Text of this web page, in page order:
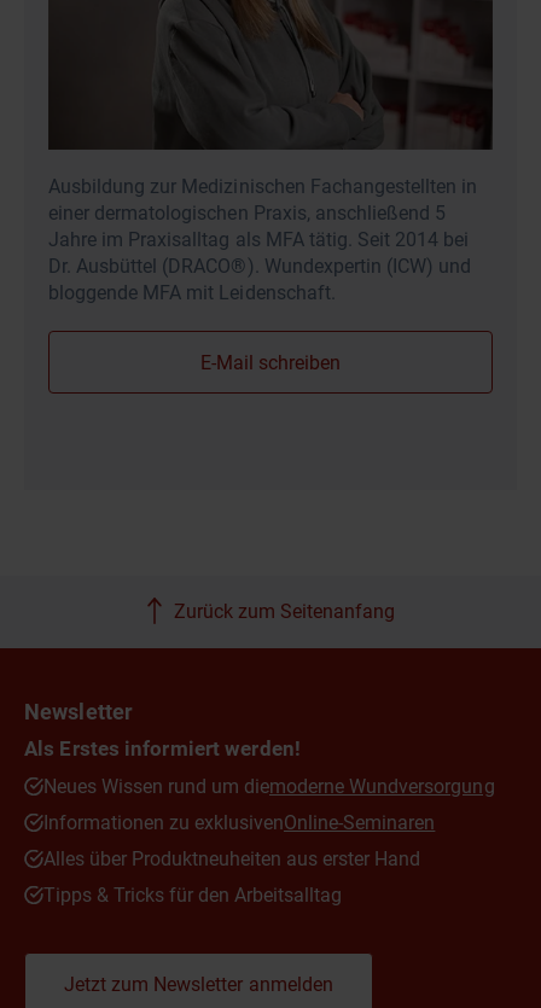
Ausbildung zur Medizinischen Fachangestellten in
einer dermatologischen Praxis, anschließend 5
Jahre im Praxisalltag als MFA tätig. Seit 2014 bei
Dr. Ausbüttel (DRACO®). Wundexpertin (ICW) und
bloggende MFA mit Leidenschaft.
E-Mail schreiben
Zurück zum Seitenanfang
Newsletter
Als Erstes informiert werden!
Neues Wissen rund um diemoderne Wundversorgung
Informationen zu exklusivenOnline-Seminaren
Alles über Produktneuheiten aus erster Hand
Tipps & Tricks für den Arbeitsalltag
Jetzt zum Newsletter anmelden